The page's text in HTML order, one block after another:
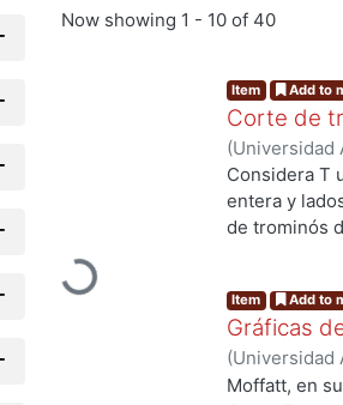
Now showing 1 - 10 of 40
Loading...
Item Add to
Corte de
(Universidad
Ramírez
Considera T
entera y
de trominós
realizar
realice una
realizando la
metodología
Item Add to
Gráficas
(Universidad
Rodríguez
Moffatt, en